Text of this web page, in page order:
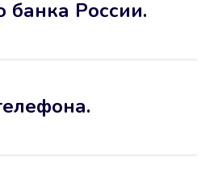
банка России.